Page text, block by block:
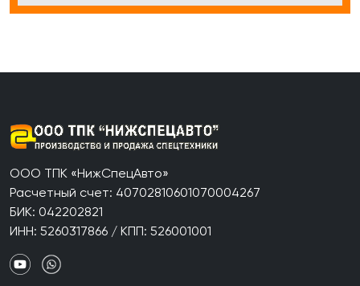
ООО ТПК «НижСпецАвто»
Расчетный счет: 40702810601070004267
БИК: 042202821
ИНН: 5260317866 / КПП: 526001001